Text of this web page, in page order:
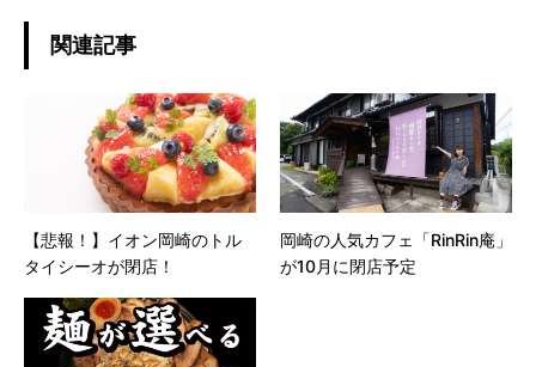
関連記事
【悲報！】イオン岡崎のトル
タイシーオが閉店！
岡崎の人気カフェ「RinRin庵」
が10月に閉店予定